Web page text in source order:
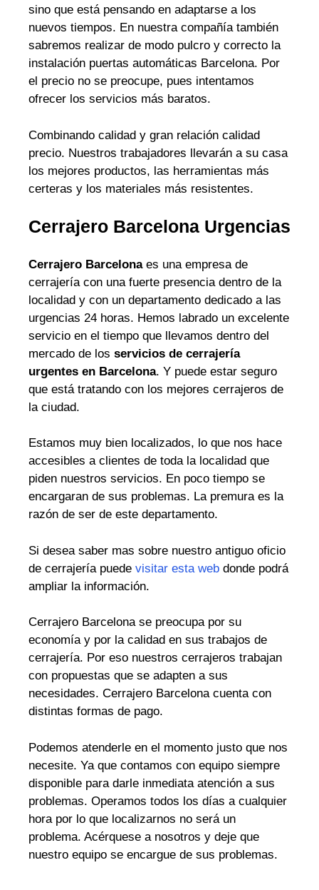
sino que está pensando en adaptarse a los
nuevos tiempos. En nuestra compañía también
sabremos realizar de modo pulcro y correcto la
instalación puertas automáticas Barcelona. Por
el precio no se preocupe, pues intentamos
ofrecer los servicios más baratos.
Combinando calidad y gran relación calidad
precio. Nuestros trabajadores llevarán a su casa
los mejores productos, las herramientas más
certeras y los materiales más resistentes.
Cerrajero Barcelona Urgencias
Cerrajero Barcelonaes una empresa de
cerrajería con una fuerte presencia dentro de la
localidad y con un departamento dedicado a las
urgencias 24 horas. Hemos labrado un excelente
servicio en el tiempo que llevamos dentro del
mercado de los servicios de cerrajería
urgentes en Barcelona. Y puede estar seguro
que está tratando con los mejores cerrajeros de
la ciudad.
Estamos muy bien localizados, lo que nos hace
accesibles a clientes de toda la localidad que
piden nuestros servicios. En poco tiempo se
encargaran de sus problemas. La premura es la
razón de ser de este departamento.
Si desea saber mas sobre nuestro antiguo oficio
de cerrajería puede visitar esta web donde podrá
ampliar la información.
Cerrajero Barcelona se preocupa por su
economía y por la calidad en sus trabajos de
cerrajería. Por eso nuestros cerrajeros trabajan
con propuestas que se adapten a sus
necesidades. Cerrajero Barcelona cuenta con
distintas formas de pago.
Podemos atenderle en el momento justo que nos
necesite. Ya que contamos con equipo siempre
disponible para darle inmediata atención a sus
problemas. Operamos todos los días a cualquier
hora por lo que localizarnos no será un
problema. Acérquese a nosotros y deje que
nuestro equipo se encargue de sus problemas.